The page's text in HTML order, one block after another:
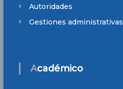
Autoridades
Gestiones administrativas
Académico